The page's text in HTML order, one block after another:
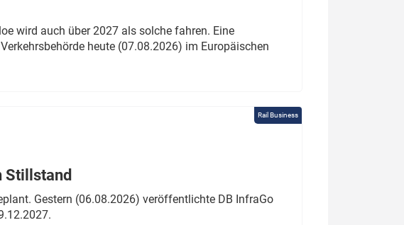
wird auch über 2027 als solche fahren. Eine
heute (07.08.2026) im Europäischen
Rail Business
Stillstand
Gestern (06.08.2026) veröffentlichte DB InfraGo